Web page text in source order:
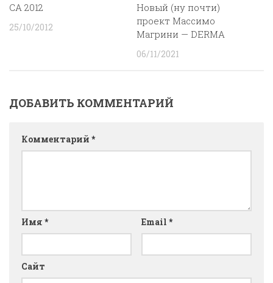
CA 2012
25/10/2012
Новый (ну почти)
проект Массимо
Магрини — DERMA
06/11/2021
ДОБАВИТЬ КОММЕНТАРИЙ
Комментарий *
Имя * Email *
Сайт